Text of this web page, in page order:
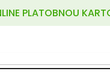
PLATOBNOU